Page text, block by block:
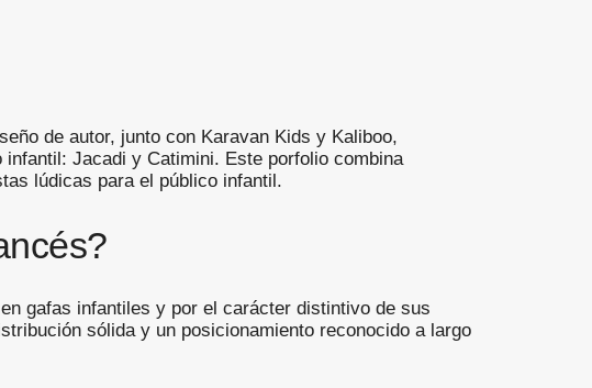
de autor, junto con Karavan Kids y Kaliboo,
Jacadi y Catimini. Este porfolio combina
lúdicas para el público infantil.
gafas infantiles y por el carácter distintivo de sus
sólida y un posicionamiento reconocido a largo